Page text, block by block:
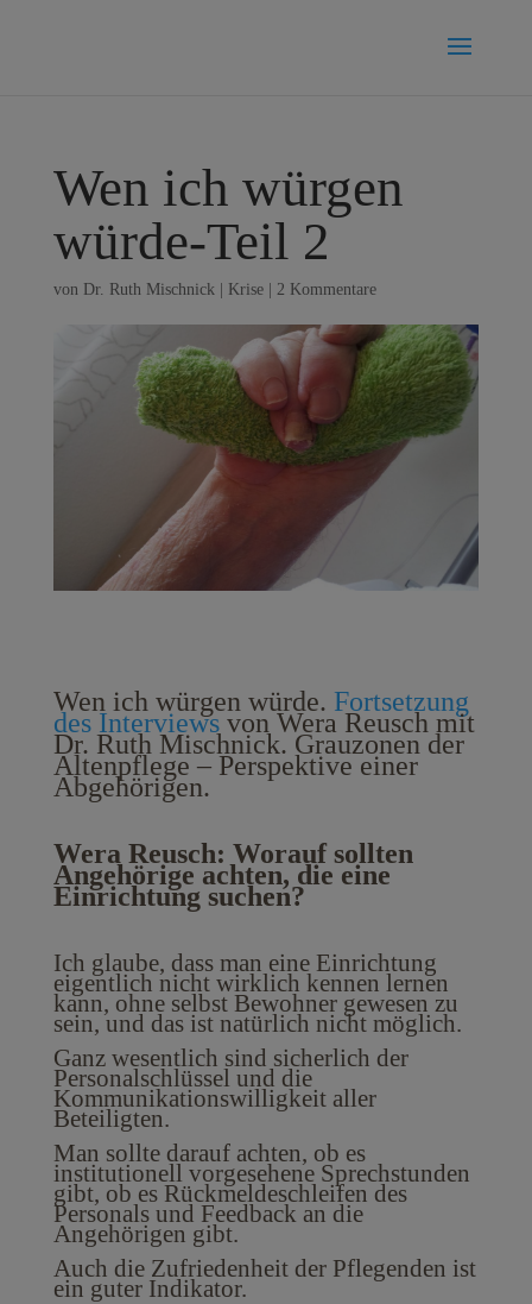
Wen ich würgen
würde-Teil 2
von Dr. Ruth Mischnick| Krise| 2 Kommentare
Wen ich würgen würde. Fortsetzung
des Interviewsvon Wera Reusch mit
Dr. Ruth Mischnick. Grauzonen der
Altenpflege – Perspektive einer
Abgehörigen.
Wera Reusch: Worauf sollten
Angehörige achten, die eine
Einrichtung suchen?
Ich glaube, dass man eine Einrichtung
eigentlich nicht wirklich kennen lernen
kann, ohne selbst Bewohner gewesen zu
sein, und das ist natürlich nicht möglich.
Ganz wesentlich sind sicherlich der
Personalschlüssel und die
Kommunikationswilligkeit aller
Beteiligten.
Man sollte darauf achten, ob es
institutionell vorgesehene Sprechstunden
gibt, ob es Rückmeldeschleifen des
Personals und Feedback an die
Angehörigen gibt.
Auch die Zufriedenheit der Pflegenden ist
ein guter Indikator.